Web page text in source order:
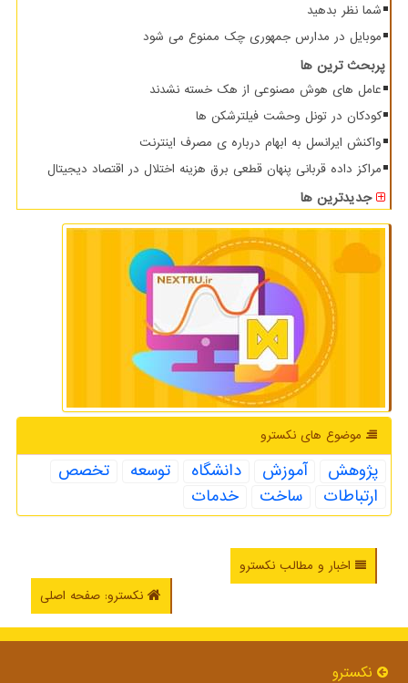
شما نظر بدهید
موبایل در مدارس جمهوری چک ممنوع می شود
پربحث ترین ها
عامل های هوش مصنوعی از هک خسته نشدند
کودکان در تونل وحشت فیلترشکن ها
واکنش ایرانسل به ابهام درباره ی مصرف اینترنت
مراکز داده قربانی پنهان قطعی برق هزینه اختلال در اقتصاد دیجیتال
جدیدترین ها
موضوع های نكسترو
پژوهش آموزش دانشگاه توسعه
تخصص
ارتباطات
ساخت خدمات
اخبار و مطالب نکسترو
نکسترو: صفحه اصلی
نكسترو